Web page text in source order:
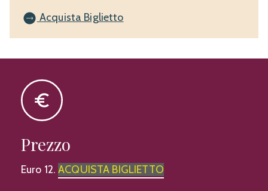
Acquista Biglietto
Prezzo
Euro 12.ACQUISTA BIGLIETTO